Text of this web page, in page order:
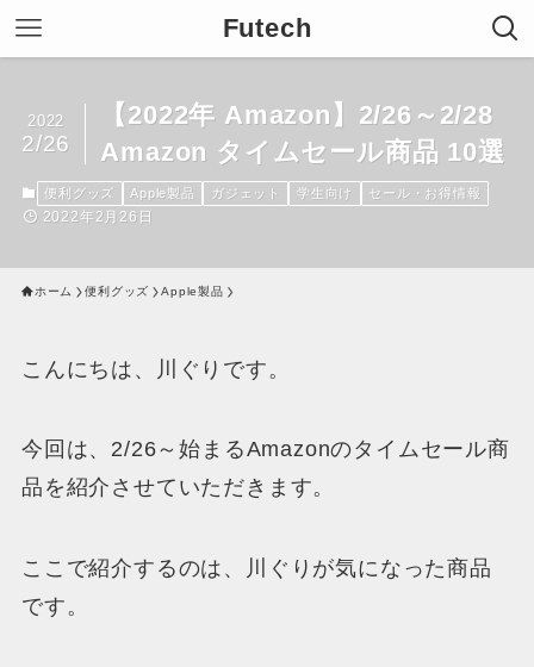
Futech
【2022年 Amazon】2/26～2/28
Amazon タイムセール商品 10選
2022
2/26
便利グッズ Apple製品 ガジェット 学生向け セール・お得情報
2022年2月26日
ホーム 便利グッズ Apple製品
こんにちは、川ぐりです。
今回は、2/26～始まるAmazonのタイムセール商
品 を紹介させていただきます。
ここで紹介するのは、川ぐりが気になった商品
です。